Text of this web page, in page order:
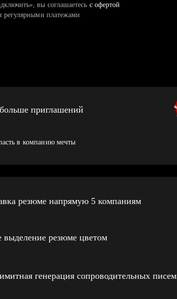
вы соглашаетесь с офертой
регулярными платежами
приглашений
в компанию мечты
резюме напрямую 5 компаниям
выделение резюме цветом
генерация сопроводительных писем